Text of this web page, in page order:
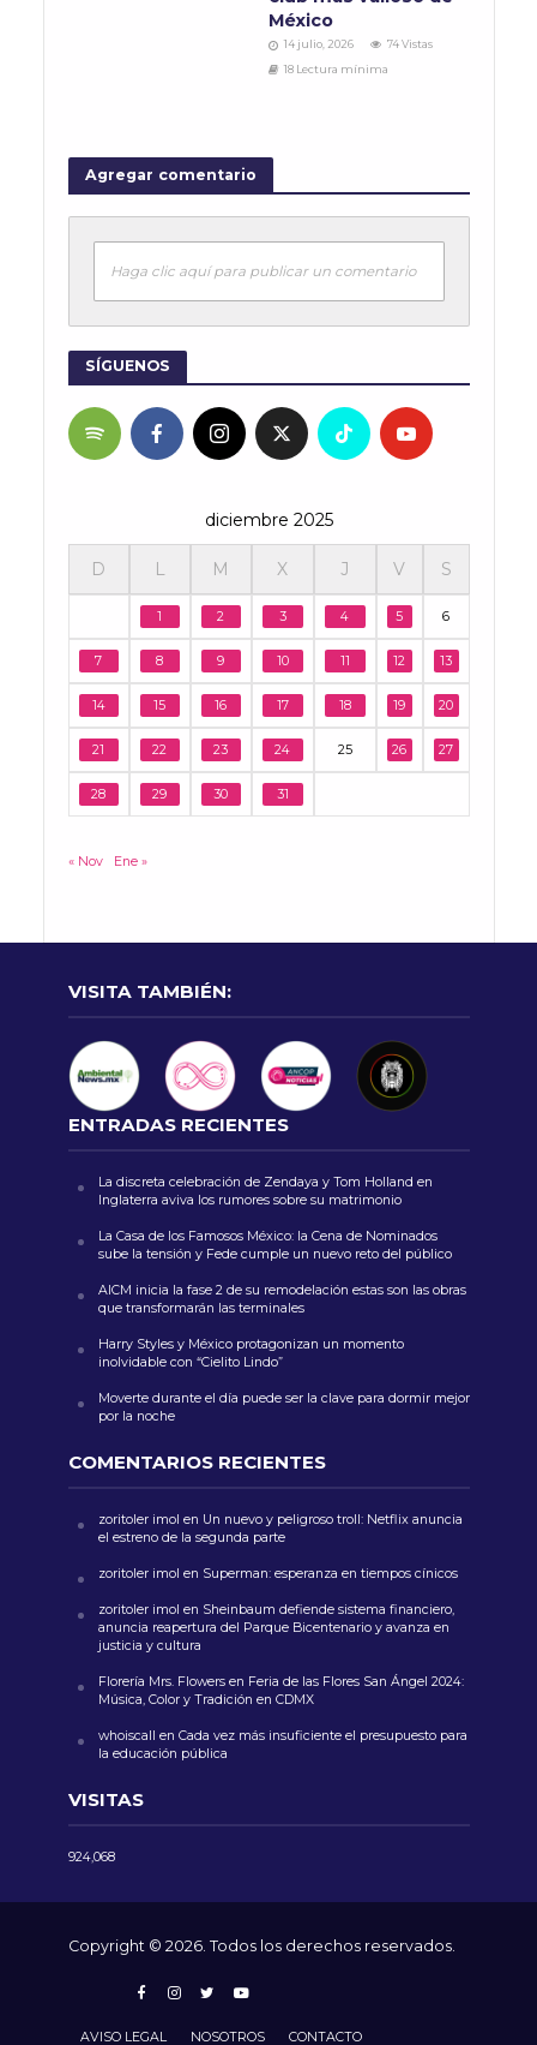
México
14 julio, 2026
74 Vistas
18 Lectura mínima
Agregar comentario
Haga clic aquí para publicar un comentario
SÍGUENOS
diciembre 2025
D L M X J V S
1 2 3 4 5 6
7 8 9 10 11 12 13
14 15 16 17 18 19 20
21 22 23 24 25 26 27
28 29 30 31
« Nov Ene »
VISITA TAMBIÉN:
ENTRADAS RECIENTES
La discreta celebración de Zendaya y Tom Holland en
Inglaterra aviva los rumores sobre su matrimonio
La Casa de los Famosos México: la Cena de Nominados
sube la tensión y Fede cumple un nuevo reto del público
AICM inicia la fase 2 de su remodelación estas son las obras
que transformarán las terminales
Harry Styles y México protagonizan un momento
inolvidable con “Cielito Lindo”
Moverte durante el día puede ser la clave para dormir mejor
por la noche
COMENTARIOS RECIENTES
zoritoler imol en Un nuevo y peligroso troll: Netflix anuncia
el estreno de la segunda parte
zoritoler imol en Superman: esperanza en tiempos cínicos
zoritoler imol en Sheinbaum defiende sistema financiero,
anuncia reapertura del Parque Bicentenario y avanza en
justicia y cultura
Florería Mrs. Flowersen Feria de las Flores San Ángel 2024:
Música, Color y Tradición en CDMX
whoiscall en Cada vez más insuficiente el presupuesto para
la educación pública
VISITAS
924,068
Copyright © 2026. Todos los derechos reservados.
AVISO LEGAL NOSOTROS CONTACTO